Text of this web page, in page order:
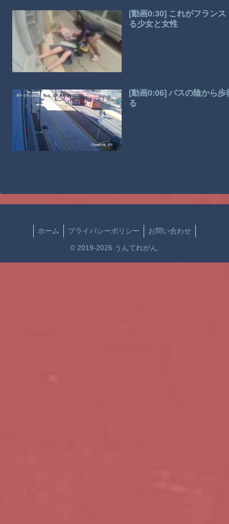
[動画0:30] これがフラン
る少女と女性
[動画0:06] バスの陰から
る
ホーム プライバシーポリシー お問い合わせ
© 2019-2026 うんてれがん.